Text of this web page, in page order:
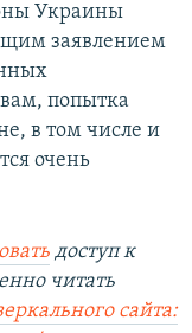
Украины
заявлением
попытка
в том числе и
очень
доступ к
читать
сайта: